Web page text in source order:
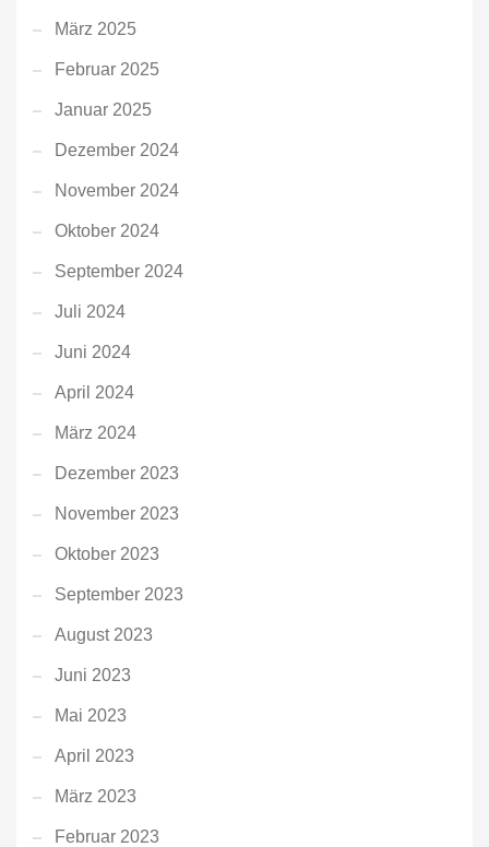
März 2025
Februar 2025
Januar 2025
Dezember 2024
November 2024
Oktober 2024
September 2024
Juli 2024
Juni 2024
April 2024
März 2024
Dezember 2023
November 2023
Oktober 2023
September 2023
August 2023
Juni 2023
Mai 2023
April 2023
März 2023
Februar 2023